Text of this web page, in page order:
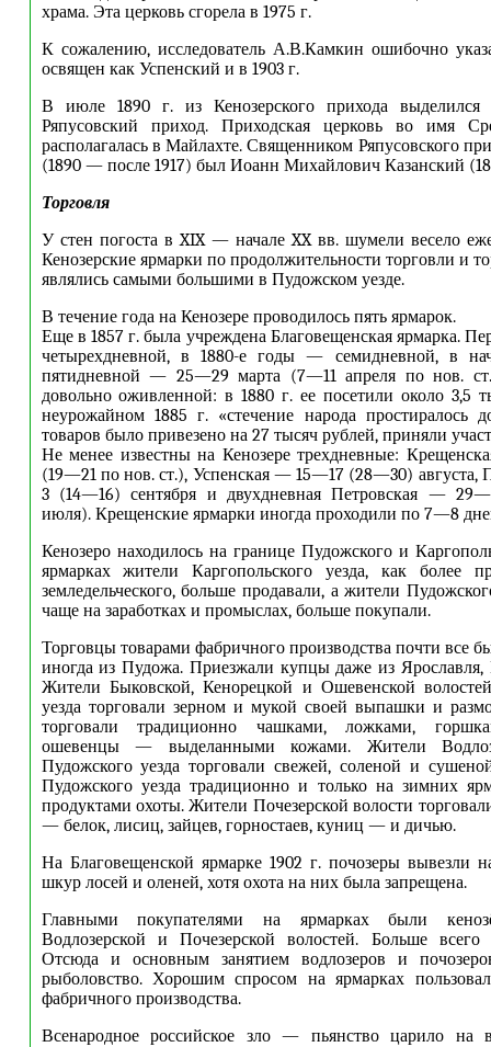
храма. Эта церковь сгорела в 1975 г.
К сожалению, исследователь А.В.Камкин ошибочно
освящен как Успенский и в 1903 г.
В июле 1890 г. из Кенозерского прихода выделился
Ряпусовский приход. Приходская церковь во имя
располагалась в Майлахте. Священником Ряпусовского
(1890 — после 1917) был Иоанн Михайлович Казанский
Торговля
У стен погоста в XIX — начале XX вв. шумели весело
Кенозерские ярмарки по продолжительности торговли и
являлись самыми большими в Пудожском уезде.
В течение года на Кенозере проводилось пять ярмарок.
Еще в 1857 г. была учреждена Благовещенская ярмарка.
четырехдневной, в 1880-е годы — семидневной, в
пятидневной — 25—29 марта (7—11 апреля по нов.
довольно оживленной: в 1880 г. ее посетили около 3,5
неурожайном 1885 г. «стечение народа простиралось
товаров было привезено на 27 тысяч рублей, приняли
Не менее известны на Кенозере трехдневные:
(19—21 по нов. ст.), Успенская — 15—17 (28—30)
3 (14—16) сентября и двухдневная Петровская —
июля). Крещенские ярмарки иногда проходили по 7—8
Кенозеро находилось на границе Пудожского и
ярмарках жители Каргопольского уезда, как более
земледельческого, больше продавали, а жители
чаще на заработках и промыслах, больше покупали.
Торговцы товарами фабричного производства почти все
иногда из Пудожа. Приезжали купцы даже из Ярославля,
Жители Быковской, Кенорецкой и Ошевенской
уезда торговали зерном и мукой своей выпашки и
торговали традиционно чашками, ложками,
ошевенцы — выделанными кожами. Жители
Пудожского уезда торговали свежей, соленой и
Пудожского уезда традиционно и только на зимних
продуктами охоты. Жители Почезерской волости
— белок, лисиц, зайцев, горностаев, куниц — и дичью.
На Благовещенской ярмарке 1902 г. почозеры вывезли
шкур лосей и оленей, хотя охота на них была запрещена.
Главными покупателями на ярмарках были
Водлозерской и Почезерской волостей. Больше всего
Отсюда и основным занятием водлозеров и
рыболовство. Хорошим спросом на ярмарках
фабричного производства.
Всенародное российское зло — пьянство царило на